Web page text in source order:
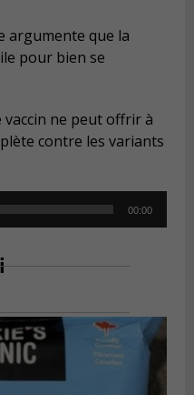
argumente que la
pour bien se
ne peut offrir à
contre les variants
00:00